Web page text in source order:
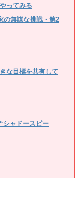
ってみる
無謀な挑戦・第2
な目標を共有して
シャドースピー